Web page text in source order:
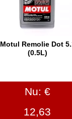
In winkelwagen
Motul Remolie Dot
(0.5L)
Nu: €
12,63